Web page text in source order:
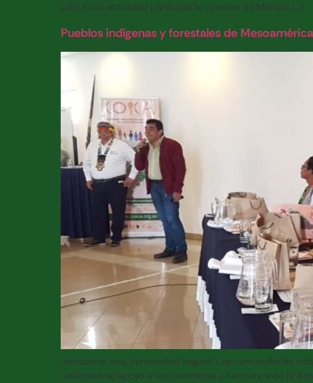
julio. En la actividad participarán jóvenes de México, […]
Pueblos indígenas y forestales de
¡Amazonía viva, humanidad segura! Las comunidades
reafirman su apoyo a sus hermanas y hermanos de la